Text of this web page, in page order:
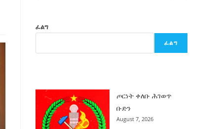
ፈልግ
ፈልግ
ጦርነት ቀለቡ ሕገወጥ
ቡድን
August 7, 2026